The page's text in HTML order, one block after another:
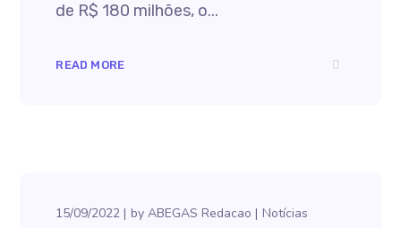
de R$ 180 milhões, o...
READ MORE
15/09/2022 byABEGAS Redacao Notícias